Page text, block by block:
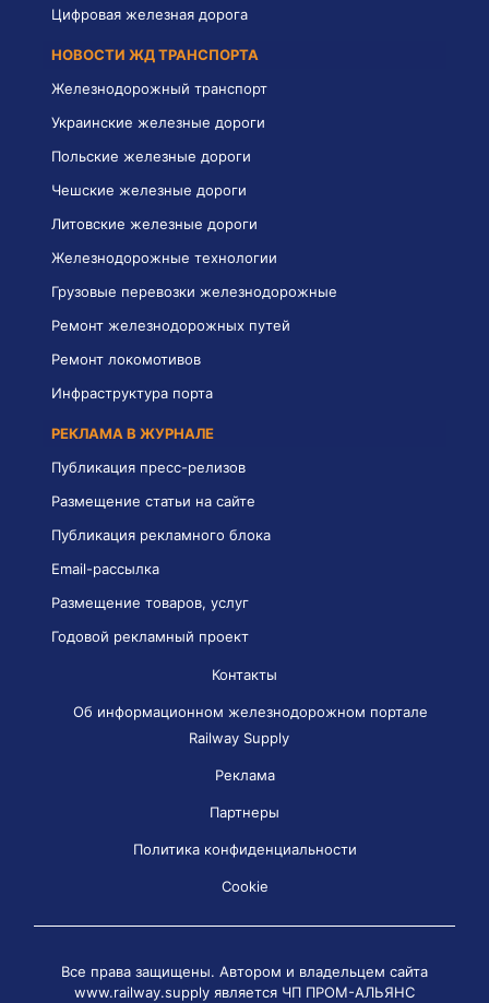
Цифровая железная дорога
НОВОСТИ ЖД ТРАНСПОРТА
Железнодорожный транспорт
Украинские железные дороги
Польские железные дороги
Чешские железные дороги
Литовские железные дороги
Железнодорожные технологии
Грузовые перевозки железнодорожные
Ремонт железнодорожных путей
Ремонт локомотивов
Инфраструктура порта
РЕКЛАМА В ЖУРНАЛЕ
Публикация пресс-релизов
Размещение статьи на сайте
Публикация рекламного блока
Email-рассылка
Размещение товаров, услуг
Годовой рекламный проект
Контакты
Об информационном железнодорожном портале
Railway Supply
Реклама
Партнеры
Политика конфиденциальности
Cookie
Все права защищены. Автором и владельцем сайта
www.railway.supply является ЧП ПРОМ-АЛЬЯНС